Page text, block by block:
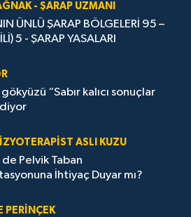
- ŞARAP UZMANI
ÜNLÜ ŞARAP BÖLGELERİ 95 –
5 - ŞARAP YASALARI
“Sabır kalıcı sonuçlar
ASLI KUZU
Pelvik Taban
İhtiyaç Duyar mı?
PERİNÇEK